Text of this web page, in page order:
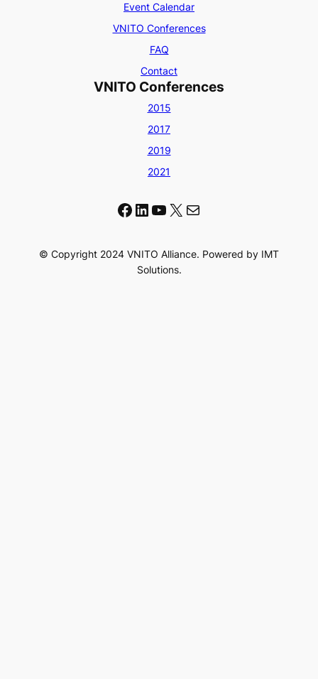
Event Calendar
VNITO Conferences
FAQ
Contact
VNITO Conferences
2015
2017
2019
2021
Facebook
LinkedIn
YouTube
X Mail
© Copyright 2024 VNITO Alliance. Powered by IMT
Solutions.